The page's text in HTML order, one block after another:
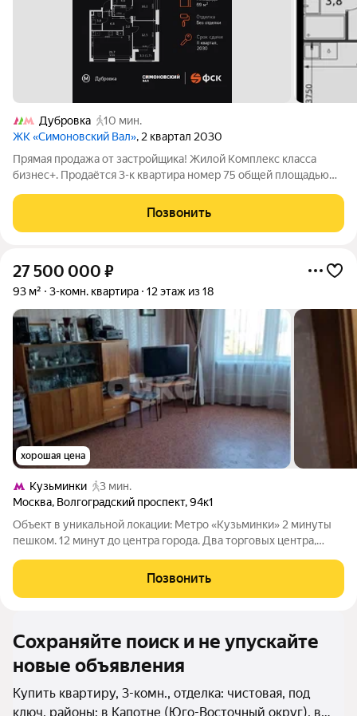
Дубровка
10 мин.
ЖК «Симоновский Вал», 2 квартал 2030
Прямая продажа от застройщика! Жилой Комплекс класса
бизнес+. Продаётся 3-к квартира номер 75 общей площадью
Мастер-зона с санузлом и гардеробной. Всё для вашего
комфорта и удобства, включая
Позвонить
27 500 000 ₽
93 м² 3-комн. квартира 12 этаж из 18
хорошая цена
Кузьминки
3 мин.
Москва, Волгоградский проспект,94к1
Объект в уникальной локации: Метро «Кузьминки» 2 минуты
пешком. 12 минут до центра города. Два торговых центра,
потолки
Позвонить
Сохраняйте поиск и не упускайте
новые объявления
Купить квартиру, 3-комн., отделка: чистовая, под
ключ, районы: в Капотне (Юго-Восточный округ), в